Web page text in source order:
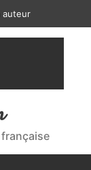
auteur